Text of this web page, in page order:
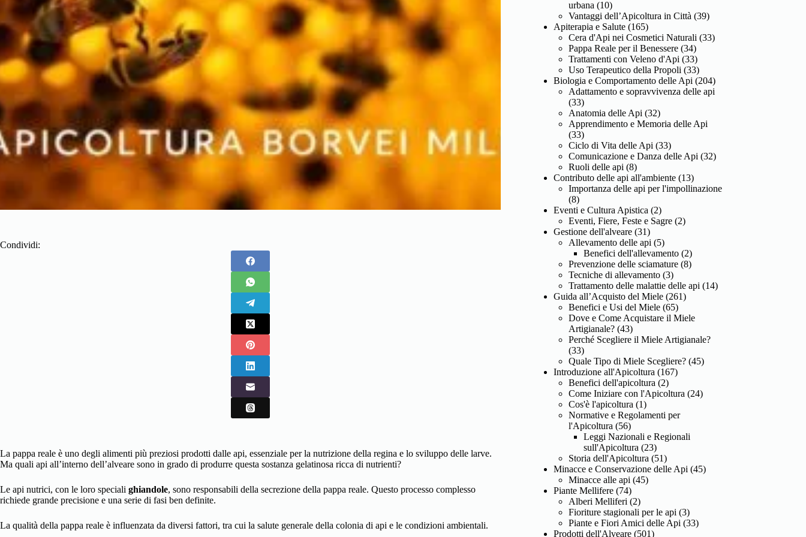
Condividi:
La pappa reale è uno degli alimenti più preziosi prodotti dalle api, essenziale per la nutrizione della regina e lo sviluppo delle larve.
Ma quali api all’interno dell’alveare sono in grado di produrre questa sostanza gelatinosa ricca di nutrienti?
Le api nutrici, con le loro speciali ghiandole, sono responsabili della secrezione della pappa reale. Questo processo complesso
richiede grande precisione e una serie di fasi ben definite.
La qualità della pappa reale è influenzata da diversi fattori, tra cui la salute generale della colonia di api e le condizioni ambientali.
urbana (10)
Vantaggi dell’Apicoltura in Città (39)
Apiterapia e Salute (165)
Cera d'Api nei Cosmetici Naturali (33)
Pappa Reale per il Benessere (34)
Trattamenti con Veleno d'Api (33)
Uso Terapeutico della Propoli (33)
Biologia e Comportamento delle Api (204)
Adattamento e sopravvivenza delle api
(33)
Anatomia delle Api (32)
Apprendimento e Memoria delle Api
(33)
Ciclo di Vita delle Api (33)
Comunicazione e Danza delle Api (32)
Ruoli delle api (8)
Contributo delle api all'ambiente (13)
Importanza delle api per l'impollinazione
(8)
Eventi e Cultura Apistica (2)
Eventi, Fiere, Feste e Sagre (2)
Gestione dell'alveare (31)
Allevamento delle api (5)
Benefici dell'allevamento (2)
Prevenzione delle sciamature (8)
Tecniche di allevamento (3)
Trattamento delle malattie delle api (14)
Guida all’Acquisto del Miele (261)
Benefici e Usi del Miele (65)
Dove e Come Acquistare il Miele
Artigianale? (43)
Perché Scegliere il Miele Artigianale?
(33)
Quale Tipo di Miele Scegliere? (45)
Introduzione all'Apicoltura (167)
Benefici dell'apicoltura (2)
Come Iniziare con l'Apicoltura (24)
Cos'è l'apicoltura (1)
Normative e Regolamenti per
l'Apicoltura (56)
Leggi Nazionali e Regionali
sull'Apicoltura (23)
Storia dell'Apicoltura (51)
Minacce e Conservazione delle Api (45)
Minacce alle api (45)
Piante Mellifere (74)
Alberi Melliferi (2)
Fioriture stagionali per le api (3)
Piante e Fiori Amici delle Api (33)
Prodotti dell'Alveare (501)